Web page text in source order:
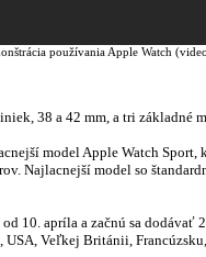
používania Apple Watch
38 a 42 mm, a tri základné
model Apple Watch
Najlacnejší model so
10. apríla a začnú sa dodávať
Veľkej Británii,